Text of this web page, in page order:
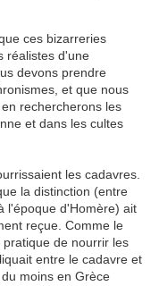
ces bizarreries
réalistes d'une
devons prendre
et que nous
rechercherons les
et dans les cultes
les cadavres.
la distinction (entre
l'époque d'Homère) ait
reçue. Comme le
de nourrir les
entre le cadavre et
moins en Grèce